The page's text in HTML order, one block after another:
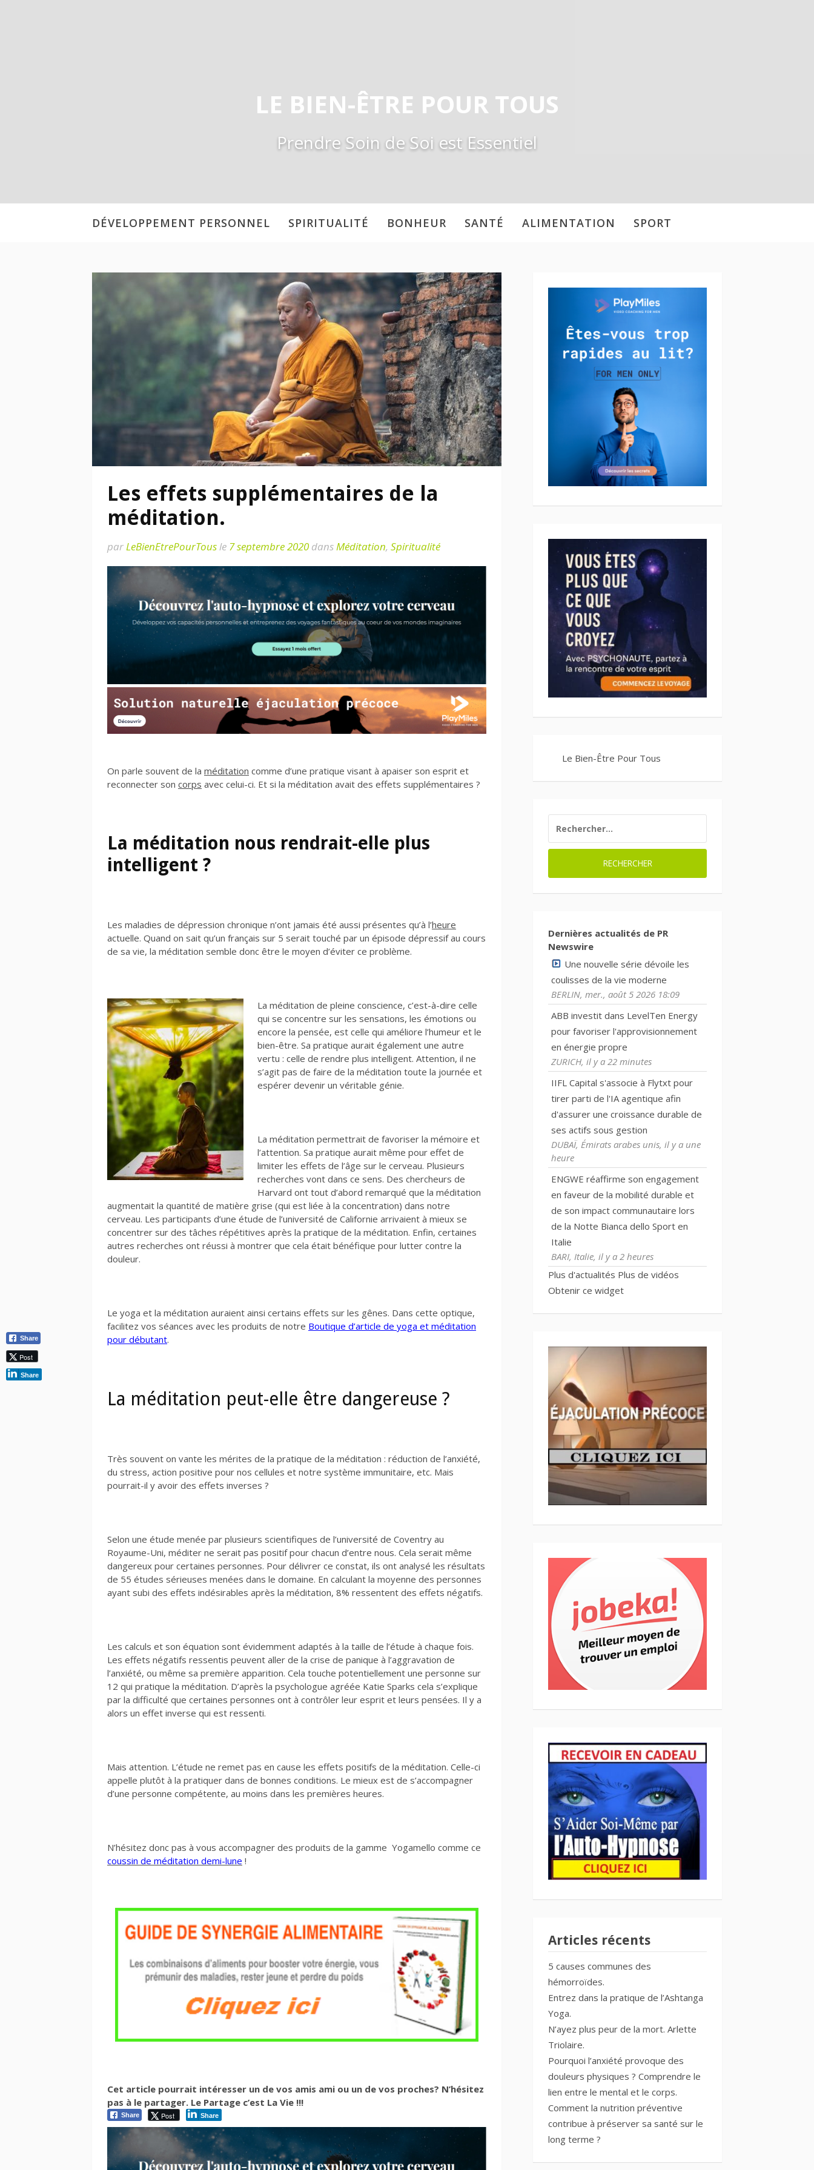
LE BIEN-ÊTRE POUR TOUS
Prendre Soin de Soi est Essentiel
DÉVELOPPEMENT PERSONNEL SPIRITUALITÉ BONHEUR SANTÉ ALIMENTATION SPORT
Les effets supplémentaires de la
méditation.
parLeBienEtrePourTousle 7 septembre 2020 dansMéditation, Spiritualité
On parle souvent de la méditation comme d’une pratique visant à apaiser son esprit et
reconnecter son corps avec celui-ci. Et si la méditation avait des effets supplémentaires ?
La méditation nous rendrait-elle plus
intelligent ?
Les maladies de dépression chronique n’ont jamais été aussi présentes qu’à l’heure
actuelle. Quand on sait qu’un français sur 5 serait touché par un épisode dépressif au cours
de sa vie, la méditation semble donc être le moyen d’éviter ce problème.
La méditation de pleine conscience, c’est-à-dire celle
qui se concentre sur les sensations, les émotions ou
encore la pensée, est celle qui améliore l’humeur et le
bien-être. Sa pratique aurait également une autre
vertu : celle de rendre plus intelligent. Attention, il ne
s’agit pas de faire de la méditation toute la journée et
espérer devenir un véritable génie.
La méditation permettrait de favoriser la mémoire et
l’attention. Sa pratique aurait même pour effet de
limiter les effets de l’âge sur le cerveau. Plusieurs
recherches vont dans ce sens. Des chercheurs de
Harvard ont tout d’abord remarqué que la méditation
augmentait la quantité de matière grise (qui est liée à la concentration) dans notre
cerveau. Les participants d’une étude de l’université de Californie arrivaient à mieux se
concentrer sur des tâches répétitives après la pratique de la méditation. Enfin, certaines
autres recherches ont réussi à montrer que cela était bénéfique pour lutter contre la
douleur.
Le yoga et la méditation auraient ainsi certains effets sur les gênes. Dans cette optique,
facilitez vos séances avec les produits de notre Boutique d’article de yoga et méditation
pour débutant.
La méditation peut-elle être dangereuse ?
Très souvent on vante les mérites de la pratique de la méditation : réduction de l’anxiété,
du stress, action positive pour nos cellules et notre système immunitaire, etc. Mais
pourrait-il y avoir des effets inverses ?
Selon une étude menée par plusieurs scientifiques de l’université de Coventry au
Royaume-Uni, méditer ne serait pas positif pour chacun d’entre nous. Cela serait même
dangereux pour certaines personnes. Pour délivrer ce constat, ils ont analysé les résultats
de 55 études sérieuses menées dans le domaine. En calculant la moyenne des personnes
ayant subi des effets indésirables après la méditation, 8% ressentent des effets négatifs.
Les calculs et son équation sont évidemment adaptés à la taille de l’étude à chaque fois.
Les effets négatifs ressentis peuvent aller de la crise de panique à l’aggravation de
l’anxiété, ou même sa première apparition. Cela touche potentiellement une personne sur
12 qui pratique la méditation. D’après la psychologue agréée Katie Sparks cela s’explique
par la difficulté que certaines personnes ont à contrôler leur esprit et leurs pensées. Il y a
alors un effet inverse qui est ressenti.
Mais attention. L’étude ne remet pas en cause les effets positifs de la méditation. Celle-ci
appelle plutôt à la pratiquer dans de bonnes conditions. Le mieux est de s’accompagner
d’une personne compétente, au moins dans les premières heures.
N’hésitez donc pas à vous accompagner des produits de la gamme Yogamello comme ce
coussin de méditation demi-lune !
Cet article pourrait intéresser un de vos amis ami ou un de vos proches? N’hésitez
pas à le partager. Le Partage c’est La Vie !!!
Share Post Share
Le Bien-Être Pour Tous
Dernières actualités de PR
Newswire
Une nouvelle série dévoile les
coulisses de la vie moderne
BERLIN, mer., août 5 2026 18:09
ABB investit dans LevelTen Energy
pour favoriser l'approvisionnement
en énergie propre
ZURICH, il y a 22 minutes
IIFL Capital s'associe à Flytxt pour
tirer parti de l'IA agentique afin
d'assurer une croissance durable de
ses actifs sous gestion
DUBAÏ, Émirats arabes unis, il y a une
heure
ENGWE réaffirme son engagement
en faveur de la mobilité durable et
de son impact communautaire lors
de la Notte Bianca dello Sport en
Italie
BARI, Italie, il y a 2 heures
Plus d'actualités Plus de vidéos
Obtenir ce widget
Articles récents
5 causes communes des
hémorroïdes.
Entrez dans la pratique de l’Ashtanga
Yoga.
N’ayez plus peur de la mort. Arlette
Triolaire.
Pourquoi l’anxiété provoque des
douleurs physiques ? Comprendre le
lien entre le mental et le corps.
Comment la nutrition préventive
contribue à préserver sa santé sur le
long terme ?
Share
Post
Share